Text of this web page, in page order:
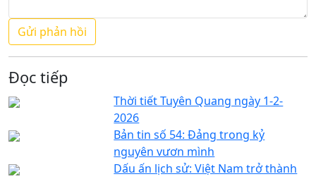
Đọc tiếp
Thời tiết Tuyên Quang ngày 1-2-
2026
Bản tin số 54: Đảng trong kỷ
nguyên vươn mình
Dấu ấn lịch sử: Việt Nam trở thành